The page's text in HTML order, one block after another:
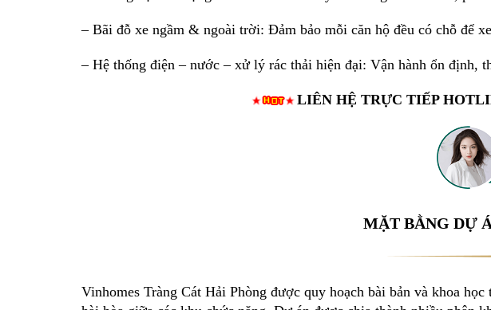
– Bãi đỗ xe ngầm & ngoài trời: Đảm bảo mỗi căn hộ đều có chỗ để
– Hệ thống điện – nước – xử lý rác thải hiện đại: Vận hành ổn định,
LIÊN HỆ TRỰC TIẾP
MẶT BẰNG DỰ
Vinhomes Tràng Cát Hải Phòng được quy hoạch bài bản và khoa